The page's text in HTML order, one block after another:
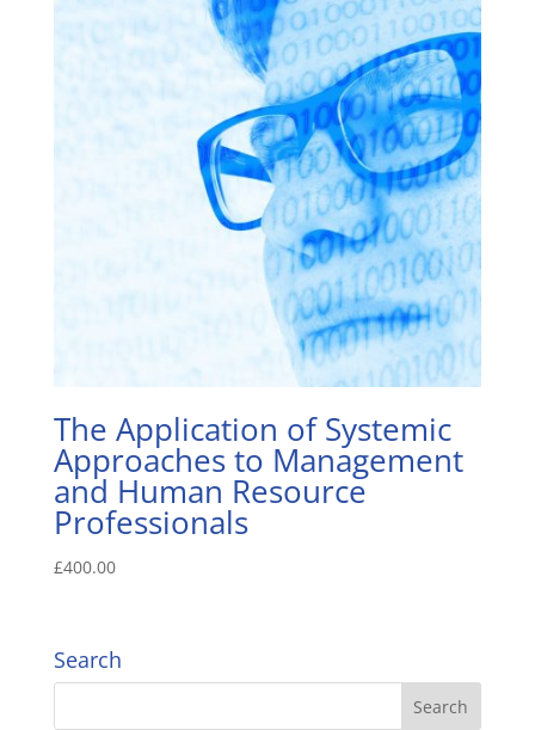
The Application of Systemic
Approaches to Management
and Human Resource
Professionals
£400.00
Search